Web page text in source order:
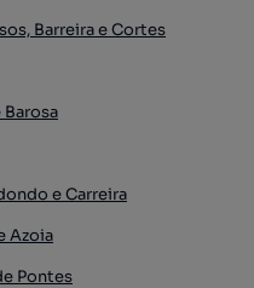
Barreira e Cortes
Barosa
e Carreira
Azoia
Pontes